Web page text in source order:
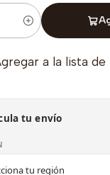
a la lista
tu envío